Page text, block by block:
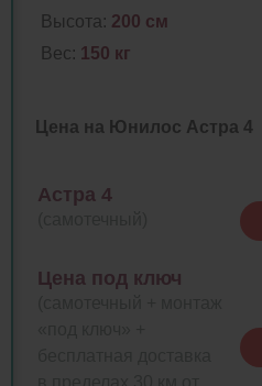
Высота: 200 см
Вес: 150 кг
Цена на Юнилос Астра 4
Астра 4
Цена под ключ